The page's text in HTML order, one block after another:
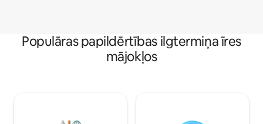
Populāras papildērtības ilgtermiņa īres
mājokļos